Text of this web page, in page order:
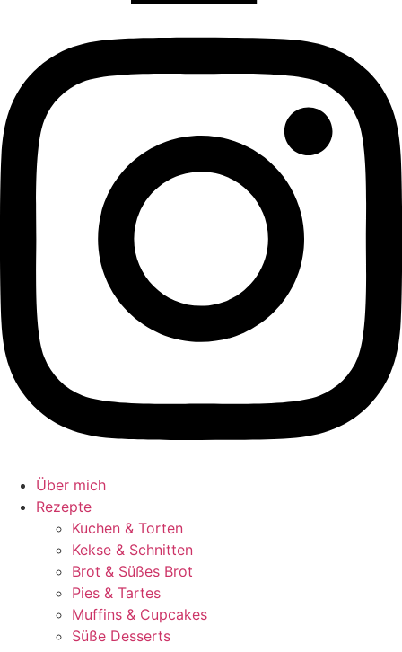
Über mich
Rezepte
Kuchen & Torten
Kekse & Schnitten
Brot & Süßes Brot
Pies & Tartes
Muffins & Cupcakes
Süße Desserts